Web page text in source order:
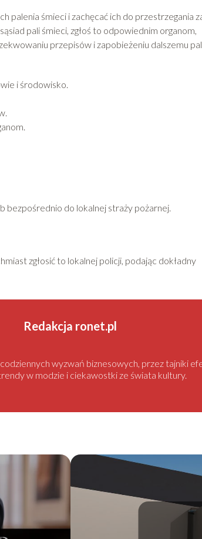
palenia śmieci i zachęcać ich do przestrzegania
pali śmieci, zgłoś to odpowiednim organom,
przepisów i zapobieżeniu dalszemu
i środowisko.
bezpośrednio do lokalnej straży pożarnej.
zgłosić to lokalnej policji, podając dokładny
Redakcja ronet.pl
wyzwań biznesowych, przez tajniki
w modzie i ciekawostki ze świata kultury.